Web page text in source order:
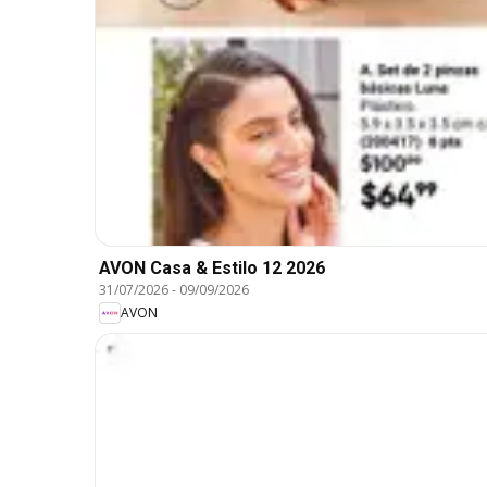
AVON Casa & Estilo 12 2026
31/07/2026- 09/09/2026
AVON